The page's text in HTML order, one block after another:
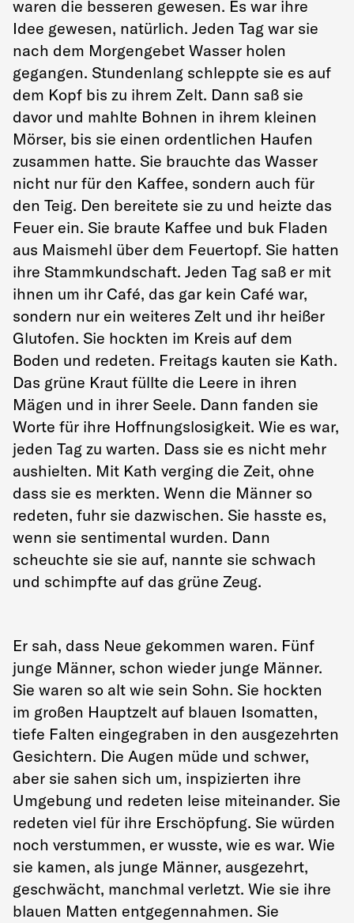
waren die besseren gewesen. Es war ihre
Idee gewesen, natürlich. Jeden Tag war sie
nach dem Morgengebet Wasser holen
gegangen. Stundenlang schleppte sie es auf
dem Kopf bis zu ihrem Zelt. Dann saß sie
davor und mahlte Bohnen in ihrem kleinen
Mörser, bis sie einen ordentlichen Haufen
zusammen hatte. Sie brauchte das Wasser
nicht nur für den Kaffee, sondern auch für
den Teig. Den bereitete sie zu und heizte das
Feuer ein. Sie braute Kaffee und buk Fladen
aus Maismehl über dem Feuertopf. Sie hatten
ihre Stammkundschaft. Jeden Tag saß er mit
ihnen um ihr Café, das gar kein Café war,
sondern nur ein weiteres Zelt und ihr heißer
Glutofen. Sie hockten im Kreis auf dem
Boden und redeten. Freitags kauten sie Kath.
Das grüne Kraut füllte die Leere in ihren
Mägen und in ihrer Seele. Dann fanden sie
Worte für ihre Hoffnungslosigkeit. Wie es war,
jeden Tag zu warten. Dass sie es nicht mehr
aushielten. Mit Kath verging die Zeit, ohne
dass sie es merkten. Wenn die Männer so
redeten, fuhr sie dazwischen. Sie hasste es,
wenn sie sentimental wurden. Dann
scheuchte sie sie auf, nannte sie schwach
und schimpfte auf das grüne Zeug.
Er sah, dass Neue gekommen waren. Fünf
junge Männer, schon wieder junge Männer.
Sie waren so alt wie sein Sohn. Sie hockten
im großen Hauptzelt auf blauen Isomatten,
tiefe Falten eingegraben in den ausgezehrten
Gesichtern. Die Augen müde und schwer,
aber sie sahen sich um, inspizierten ihre
Umgebung und redeten leise miteinander. Sie
redeten viel für ihre Erschöpfung. Sie würden
noch verstummen, er wusste, wie es war. Wie
sie kamen, als junge Männer, ausgezehrt,
geschwächt, manchmal verletzt. Wie sie ihre
blauen Matten entgegennahmen. Sie